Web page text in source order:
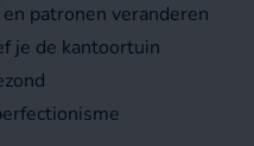
patronen veranderen
je de kantoortuin